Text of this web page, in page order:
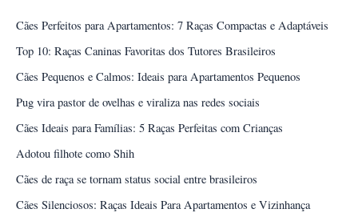
Cães Perfeitos para Apartamentos: 7 Raças Compactas e Adaptáveis
Top 10: Raças Caninas Favoritas dos Tutores Brasileiros
Cães Pequenos e Calmos: Ideais para Apartamentos Pequenos
Pug vira pastor de ovelhas e viraliza nas redes sociais
Cães Ideais para Famílias: 5 Raças Perfeitas com Crianças
Adotou filhote como Shih
Cães de raça se tornam status social entre brasileiros
Cães Silenciosos: Raças Ideais Para Apartamentos e Vizinhança